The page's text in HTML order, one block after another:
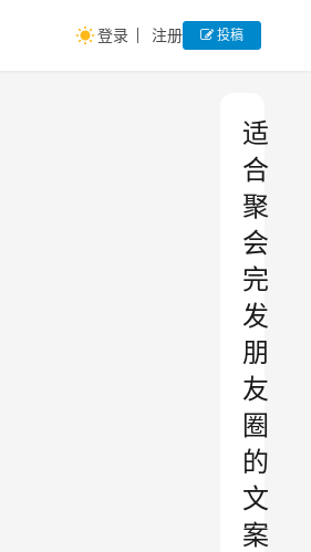
登录 注册 投稿
适
合
聚
会
完
发
朋
友
圈
的
文
案